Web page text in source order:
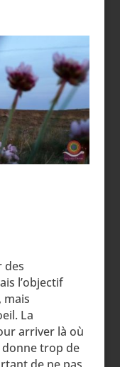
des
l’objectif
mais
La
arriver là où
trop de